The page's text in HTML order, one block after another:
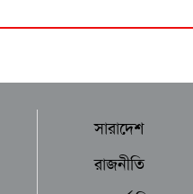
সারাদেশ
রাজনীতি